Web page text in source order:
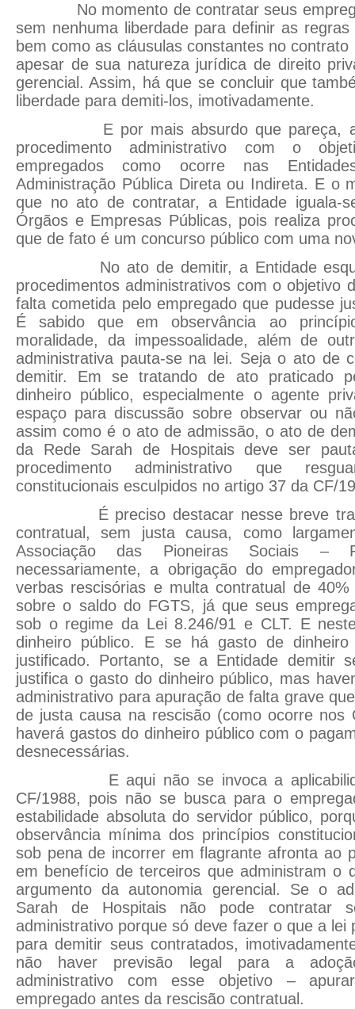
No momento de contratar seus
sem nenhuma liberdade para definir as
bem como as cláusulas constantes no
apesar de sua natureza jurídica de direito
gerencial. Assim, há que se concluir que
liberdade para demiti-los, imotivadamente.
E por mais absurdo que pareça, a
procedimento administrativo com o
empregados como ocorre nas
Administração Pública Direta ou Indireta. E o
que no ato de contratar, a Entidade iguala-
Órgãos e Empresas Públicas, pois realiza
que de fato é um concurso público com uma
No ato de demitir, a Entidade
procedimentos administrativos com o objetivo
falta cometida pelo empregado que pudesse
É sabido que em observância ao
moralidade, da impessoalidade, além de
administrativa pauta-se na lei. Seja o ato de
demitir. Em se tratando de ato praticado
dinheiro público, especialmente o agente
espaço para discussão sobre observar ou
assim como é o ato de admissão, o ato de
da Rede Sarah de Hospitais deve ser
procedimento administrativo que
constitucionais esculpidos no artigo 37 da CF/
É preciso destacar nesse breve
contratual, sem justa causa, como
Associação das Pioneiras Sociais –
necessariamente, a obrigação do
verbas rescisórias e multa contratual de
sobre o saldo do FGTS, já que seus
sob o regime da Lei 8.246/91 e CLT. E
dinheiro público. E se há gasto de
justificado. Portanto, se a Entidade demitir
justifica o gasto do dinheiro público, mas
administrativo para apuração de falta grave
de justa causa na rescisão (como ocorre nos
haverá gastos do dinheiro público com o
desnecessárias.
E aqui não se invoca a
CF/1988, pois não se busca para o
estabilidade absoluta do servidor público,
observância mínima dos princípios
sob pena de incorrer em flagrante afronta ao
em benefício de terceiros que administram o
argumento da autonomia gerencial. Se o
Sarah de Hospitais não pode contratar
administrativo porque só deve fazer o que a lei
para demitir seus contratados,
não haver previsão legal para a
administrativo com esse objetivo –
empregado antes da rescisão contratual.